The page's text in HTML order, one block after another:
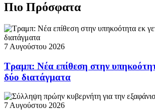
Πιο Πρόσφατα
7 Αυγούστου 2026
Τραμπ: Νέα επίθεση στην
δύο διατάγματα
7 Αυγούστου 2026